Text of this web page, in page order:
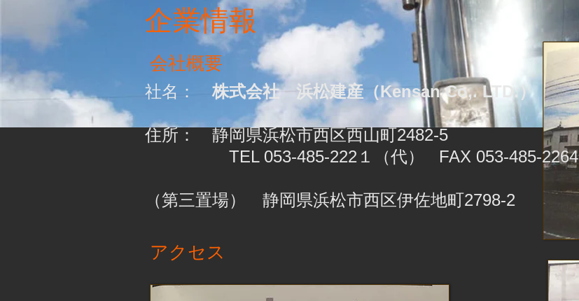
会社概要
アクセス
社名： 株式会社 浜松建産（Kensan Co,. LTD.）
住所： 静岡県浜松市西区西山町2482-5
TEL 053-485-222１（代） FAX 053-485-2264
（第三置場） 静岡県浜松市西区伊佐地町2798-2
企業情報